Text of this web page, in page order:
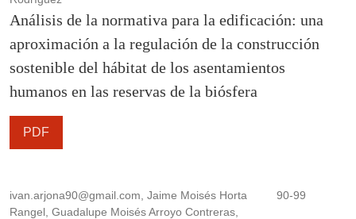
Análisis de la normativa para la edificación: una
aproximación a la regulación de la construcción
sostenible del hábitat de los asentamientos
humanos en las reservas de la biósfera
PDF
ivan.arjona90@gmail.com, Jaime Moisés Horta
Rangel, Guadalupe Moisés Arroyo Contreras,
90-99